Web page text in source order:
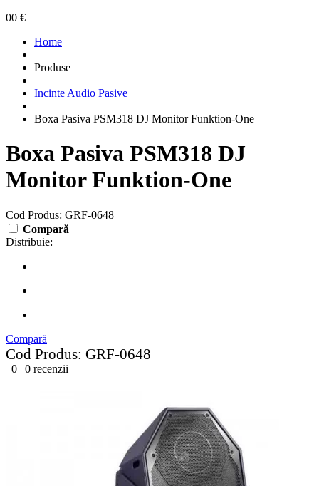
00 €
Home
Produse
Incinte Audio Pasive
Boxa Pasiva PSM318 DJ Monitor Funktion-One
Boxa Pasiva PSM318 DJ
Monitor Funktion-One
Cod Produs: GRF-0648
Compară
Distribuie:
Compară
Cod Produs: GRF-0648
0 | 0 recenzii